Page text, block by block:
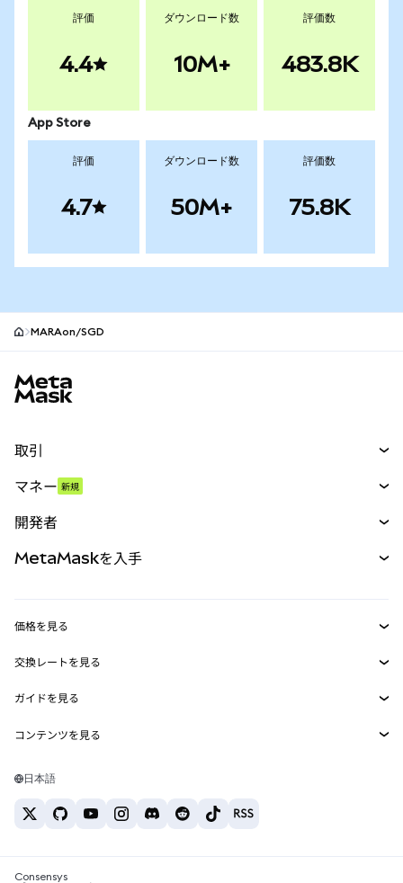
評価
4.4
ダウンロード数
10M+
評価数
483.8K
App Store
評価
4.7
ダウンロード数
50M+
評価数
75.8K
MARAon/SGD
取引
パーペチュアル
RWA
マネー 新規
開発者
MetaMask Connect
Snaps
Web3サービス
MetaMaskを入手
セキュリティ
サポート
キャリア
お問い合わせ
価格を見る
イーサリアムの価格
Solanaの価格
Tetherの価格
交換レートを見る
ETH→USD
USDT→INR
BTC→INR
ETH→USDT
ガイドを見る
ETHの購入
USDTの購入
SHIBの購入
コンテンツを見る
Solanaウォレット
日本語
Consensys